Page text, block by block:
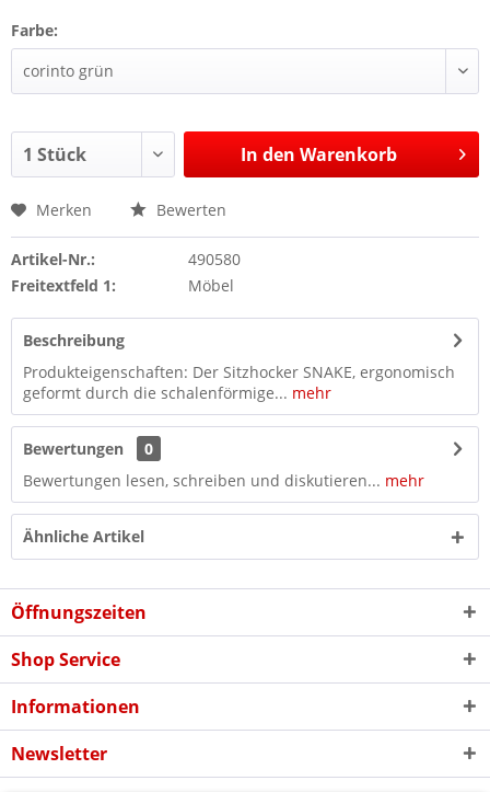
Farbe:
In den Warenkorb
Merken Bewerten
Artikel-Nr.:
490580
Freitextfeld 1:
Möbel
Beschreibung
Produkteigenschaften: Der Sitzhocker SNAKE, ergonomisch
geformt durch die schalenförmige... mehr
Bewertungen
0
Bewertungen lesen, schreiben und diskutieren... mehr
Ähnliche Artikel
Öffnungszeiten
Shop Service
Informationen
Newsletter